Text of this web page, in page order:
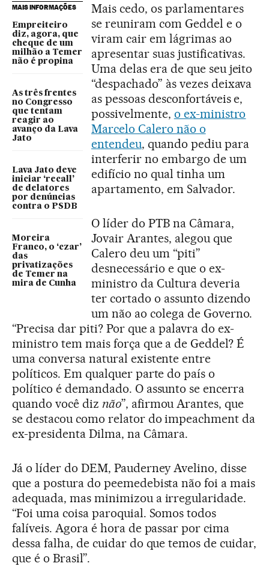
MAIS INFORMAÇÕES
Empreiteiro
diz, agora, que
cheque de um
milhão a Temer
não é propina
As três frentes
no Congresso
que tentam
reagir ao
avanço da Lava
Jato
Lava Jato deve
iniciar ‘recall’
de delatores
por denúncias
contra o PSDB
Moreira
Franco, o ‘czar’
das
privatizações
de Temer na
mira de Cunha
Mais cedo, os parlamentares
se reuniram com Geddel e o
viram cair em lágrimas ao
apresentar suas justificativas.
Uma delas era de que seu jeito
“despachado” às vezes deixava
as pessoas desconfortáveis e,
possivelmente, o ex-ministro
Marcelo Calero não o
entendeu, quando pediu para
interferir no embargo de um
edifício no qual tinha um
apartamento, em Salvador.
O líder do PTB na Câmara,
Jovair Arantes, alegou que
Calero deu um “piti”
desnecessário e que o ex-
ministro da Cultura deveria
ter cortado o assunto dizendo
um não ao colega de Governo.
“Precisa dar piti? Por que a palavra do ex-
ministro tem mais força que a de Geddel? É
uma conversa natural existente entre
políticos. Em qualquer parte do país o
político é demandado. O assunto se encerra
quando você diz não”, afirmou Arantes, que
se destacou como relator do impeachment da
ex-presidenta Dilma, na Câmara.
Já o líder do DEM, Pauderney Avelino, disse
que a postura do peemedebista não foi a mais
adequada, mas minimizou a irregularidade.
“Foi uma coisa paroquial. Somos todos
falíveis. Agora é hora de passar por cima
dessa falha, de cuidar do que temos de cuidar,
que é o Brasil”.